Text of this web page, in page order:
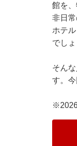
館を
非日
ホテ
でしょ
そん
す。